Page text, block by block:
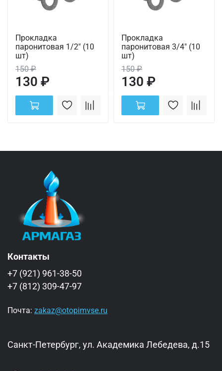
Прокладка
паронитовая 1/2" (10
шт)
150 ₽
130 ₽
Прокладка
паронитовая 3/4" (10
шт)
150 ₽
130 ₽
Контакты
+7 (921) 961-38-50
+7 (812) 309-47-97
Почта: zakaz@otopimvse.ru
Санкт-Петербург, ул. Академика Лебедева, д.15